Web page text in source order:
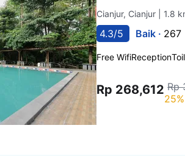
Cianjur, Cianjur | 1.8
4.3/5 Baik · 267
Free WifiReception
Rp 268,612 Rp